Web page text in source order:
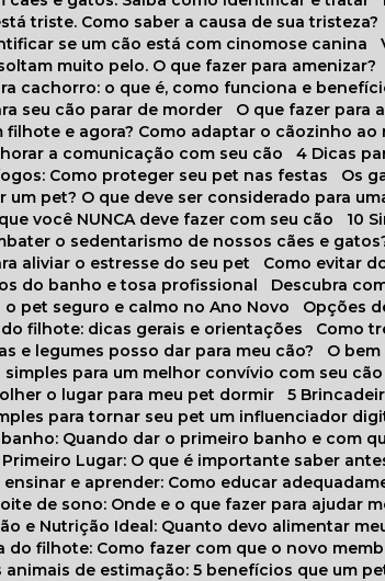
triste. Como saber a causa de sua tristeza?
se um cão está com cinomose canina
soltam muito pelo. O que fazer para amenizar?
cachorro: o que é, como funciona e
seu cão parar de morder
O que fazer
filhote e agora? Como adaptar o cãozinho ao
a comunicação com seu cão
4 Dicas
fogos: Como proteger seu pet nas festas
Os
um pet? O que deve ser considerado para
que você NUNCA deve fazer com seu cão
10
o sedentarismo de nossos cães e
aliviar o estresse do seu pet
Como evitar
do banho e tosa profissional
Descubra
o pet seguro e calmo no Ano Novo
Opções
do filhote: dicas gerais e orientações
Como
e legumes posso dar para meu cão?
O
simples para um melhor convívio com seu cão
o lugar para meu pet dormir
5
para tornar seu pet um influenciador
banho: Quando dar o primeiro banho e com
Primeiro Lugar: O que é importante saber
ensinar e aprender: Como educar
de sono: Onde e o que fazer para ajudar
e Nutrição Ideal: Quanto devo alimentar
do filhote: Como fazer com que o novo
animais de estimação: 5 benefícios que um